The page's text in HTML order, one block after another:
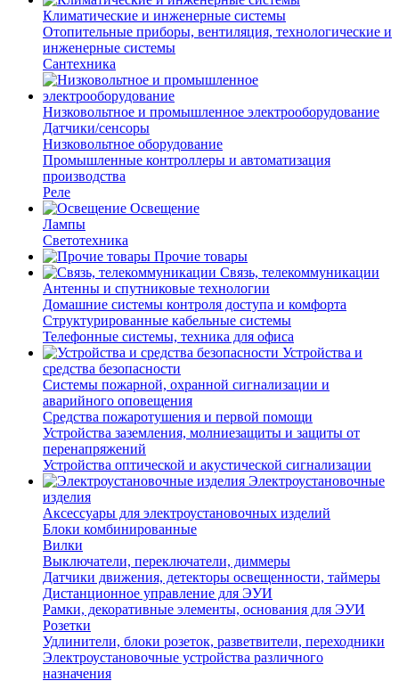
Климатические и инженерные системы
Отопительные приборы, вентиляция, технологические и
инженерные системы
Сантехника
Низковольтное и промышленное электрооборудование
Датчики/сенсоры
Низковольтное оборудование
Промышленные контроллеры и автоматизация
производства
Реле
Освещение
Лампы
Светотехника
Прочие товары
Связь, телекоммуникации
Антенны и спутниковые технологии
Домашние системы контроля доступа и комфорта
Структурированные кабельные системы
Телефонные системы, техника для офиса
Устройства и
средства безопасности
Системы пожарной, охранной сигнализации и
аварийного оповещения
Средства пожаротушения и первой помощи
Устройства заземления, молниезащиты и защиты от
перенапряжений
Устройства оптической и акустической сигнализации
Электроустановочные
изделия
Аксессуары для электроустановочных изделий
Блоки комбинированные
Вилки
Выключатели, переключатели, диммеры
Датчики движения, детекторы освещенности, таймеры
Дистанционное управление для ЭУИ
Рамки, декоративные элементы, основания для ЭУИ
Розетки
Удлинители, блоки розеток, разветвители, переходники
Электроустановочные устройства различного
назначения